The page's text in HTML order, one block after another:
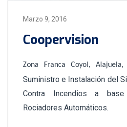
Marzo 9, 2016
Coopervision
Zona Franca Coyol,
Suministro e Instalación del
Contra Incendios a
Rociadores Automáticos.